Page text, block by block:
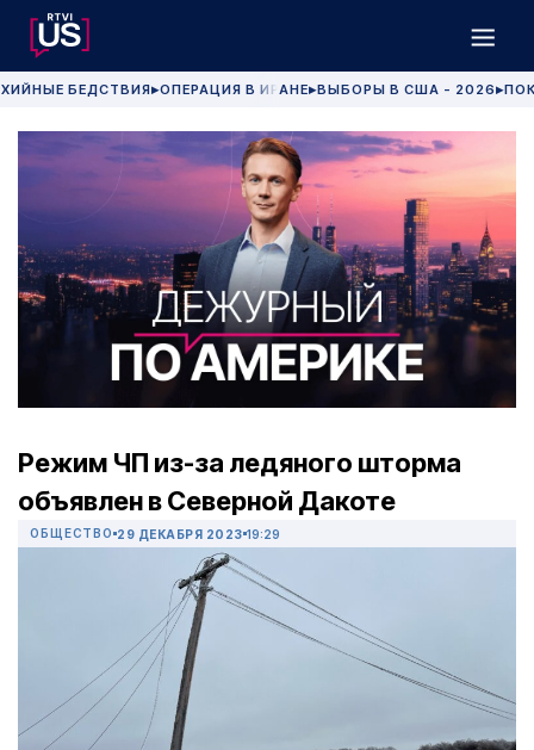
БЕДСТВИЯ▶ОПЕРАЦИЯ В ИРАНЕ▶ВЫБОРЫ В США - 2026 ▶
Режим ЧП из-за ледяного шторма
объявлен в Северной Дакоте
ОБЩЕСТВО 29 ДЕКАБРЯ 2023 19:29